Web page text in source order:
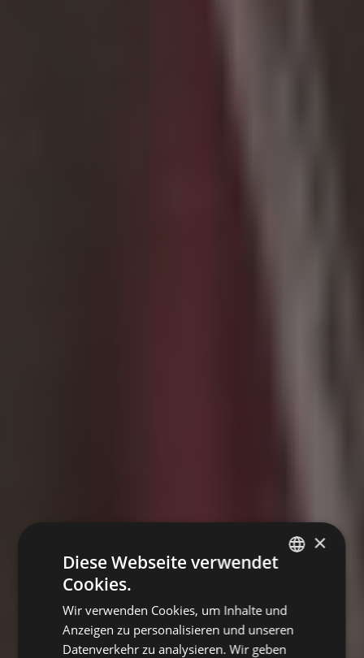
ENGLISH
×
Diese Webseite verwendet
Cookies.
Wir verwenden Cookies, um Inhalte und
Anzeigen zu personalisieren und unseren
Datenverkehr zu analysieren. Wir geben